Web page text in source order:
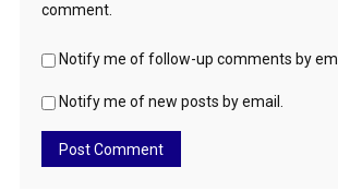
comment.
Notify me of follow-up comments by
Notify me of new posts by email.